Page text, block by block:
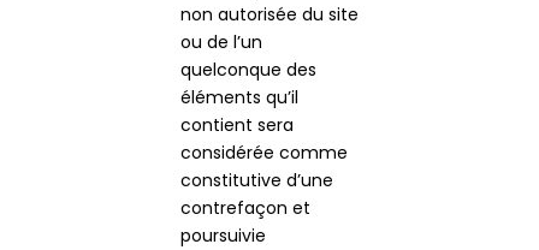
non autorisée du site
ou de l’un
quelconque des
éléments qu’il
contient sera
considérée comme
constitutive d’une
contrefaçon et
poursuivie